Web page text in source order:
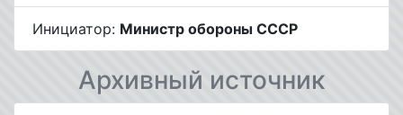
Инициатор: Министр обороны СССР
Архивный источник